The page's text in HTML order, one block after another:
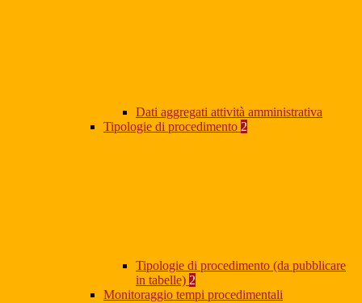
Dati aggregati attività amministrativa
Tipologie di procedimento 2
Tipologie di procedimento (da pubblicare
in tabelle) 2
Monitoraggio tempi procedimentali